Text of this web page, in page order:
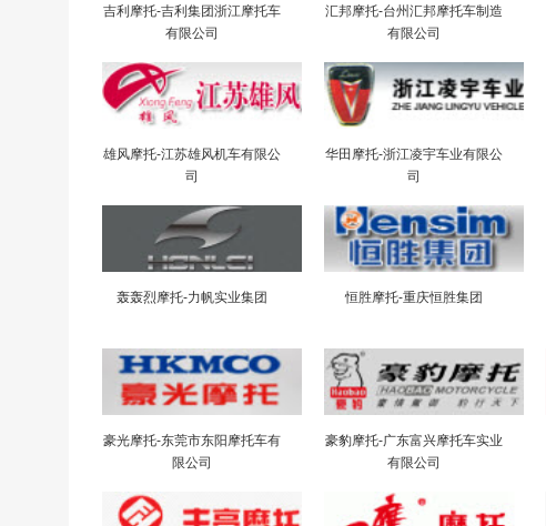
吉利摩托-吉利集团浙江摩托车
有限公司
汇邦摩托-台州汇邦摩托车制造
有限公司
雄风摩托-江苏雄风机车有限公
司
华田摩托-浙江凌宇车业有限公
司
轰轰烈摩托-力帆实业集团 恒胜摩托-重庆恒胜集团
豪光摩托-东莞市东阳摩托车有
限公司
豪豹摩托-广东富兴摩托车实业
有限公司